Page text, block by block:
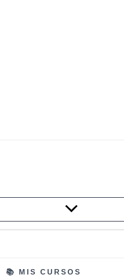
📚 MIS CURSOS